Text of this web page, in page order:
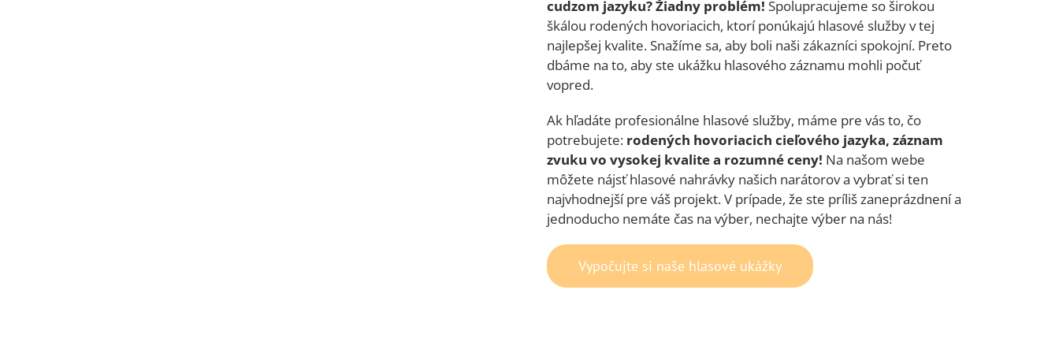
cudzom jazyku? Žiadny problém! Spolupracujeme so širokou
škálou rodených hovoriacich, ktorí ponúkajú hlasové služby v tej
najlepšej kvalite. Snažíme sa, aby boli naši zákazníci spokojní. Preto
dbáme na to, aby ste ukážku hlasového záznamu mohli počuť
vopred.
Ak hľadáte profesionálne hlasové služby, máme pre vás to, čo
potrebujete: rodených hovoriacich cieľového jazyka, záznam
zvuku vo vysokej kvalite a rozumné ceny! Na našom webe
môžete nájsť hlasové nahrávky našich narátorov a vybrať si ten
najvhodnejší pre váš projekt. V prípade, že ste príliš zaneprázdnení a
jednoducho nemáte čas na výber, nechajte výber na nás!
Vypočujte si naše hlasové ukážky